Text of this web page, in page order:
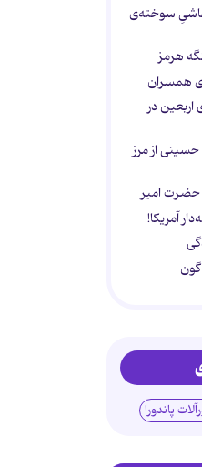
سوخته‌ی
هرمز
در
حسینی از مرز
حضرت امیر
آمریکا!
پاندورا